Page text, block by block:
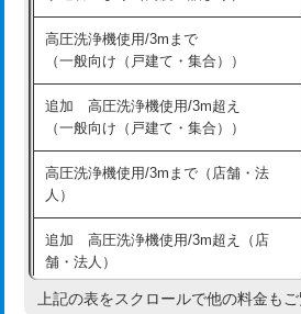
追加人工
廃棄・処分
※給水管工事は20mmまでの価格です。
持込商品取付（混合水栓）
持込商品取付（浄水器・分岐水栓）
業）
排水管工事（追加 排水管工事/3ｍ超
え）
高圧洗浄機使用/3mまで
（一般向け（戸建て・集合））
追加 高圧洗浄機使用/3m超え
（一般向け（戸建て・集合））
高圧洗浄機使用/3mまで（店舗・法
人）
追加 高圧洗浄機使用/3m超え（店
舗・法人）
高度高圧洗浄換
上記の表をスクロールで他の料金もご